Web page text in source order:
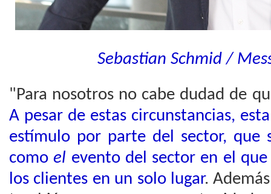
Sebastian Schmid /
"Para nosotros no cabe dudad de
A pesar de estas circunstancias,
estímulo por parte del sector, que
comoel evento del sector en el
los clientes en un solo lugar.